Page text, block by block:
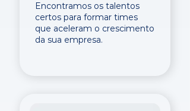
Encontramos os talentos
certos para formar times
que aceleram o crescimento
da sua empresa.